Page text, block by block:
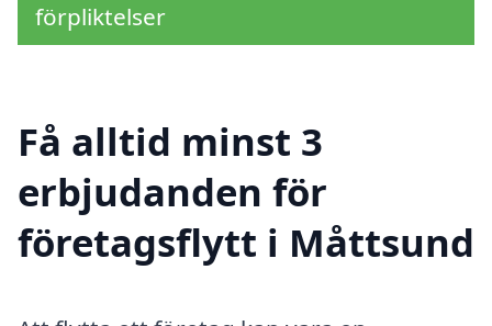
förpliktelser
Få alltid minst 3
erbjudanden för
företagsflytt i Måttsund